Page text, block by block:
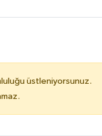
üstleniyorsunuz.